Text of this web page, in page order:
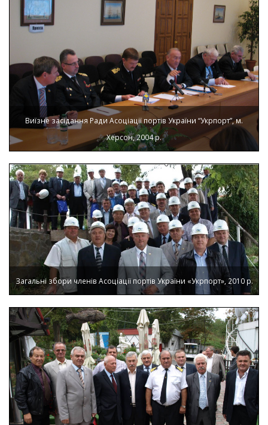
Виїзне засідання Ради Асоціації портів України “Укрпорт”, м.
Херсон, 2004 р.
Загальні збори членів Асоціації портів України «Укрпорт», 2010 р.